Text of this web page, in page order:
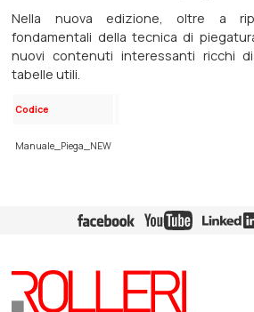
Nella nuova edizione, oltre a
fondamentali della tecnica di
nuovi contenuti interessanti ricchi
tabelle utili.
Codice
Manuale_Piega_NEW